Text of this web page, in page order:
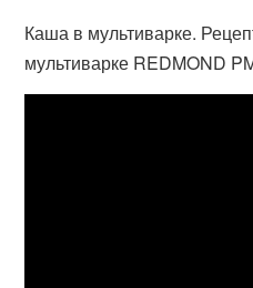
Каша в мультиварке.
мультиварке REDMOND